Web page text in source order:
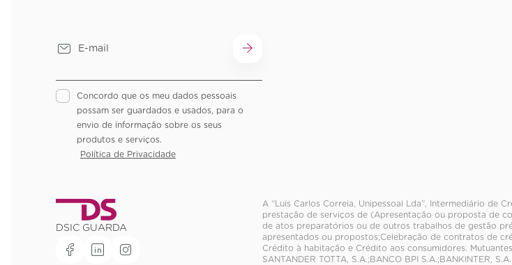
Concordo que os meu dados pessoais
possam ser guardados e usados, para o
envio de informação sobre os seus
produtos e serviços.
Política de Privacidade
DSIC GUARDA
A “Luís Carlos Correia, Unipessoal Lda”, Intermediário de
prestação de serviços de (Apresentação ou proposta de
de atos preparatórios ou de outros trabalhos de gestão
apresentados ou propostos;Celebração de contratos de
Crédito à habitação e Crédito aos consumidores.
SANTANDER TOTTA, S.A.;BANCO BPI S.A.;BANKINTER,